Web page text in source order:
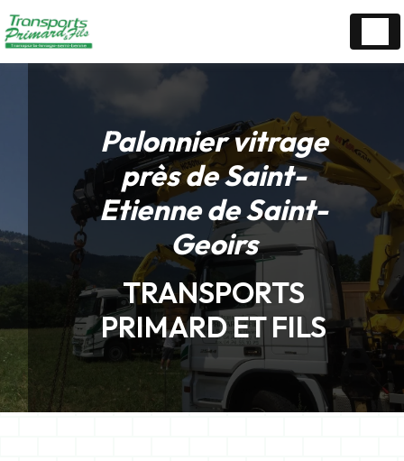
Palonnier vitrage
près de Saint-
Etienne de Saint-
Geoirs
TRANSPORTS
PRIMARD ET FILS